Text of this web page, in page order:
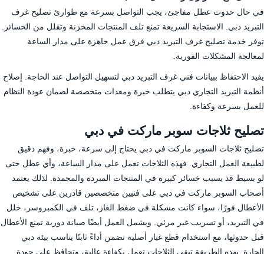
في حال حدوث عطل مفاجئ، يجب التواصل بسرعة مع طوارئ تصليح غرف
التبريد دبي. الاستجابة السريعة تمنع تلف المنتجات المخزنة وتقلل من الخسائر.
توفر خدمة تصليح غرف التبريد دبي فرق عمل جاهزة على مدار الساعة
لمعالجة المشكلات الفورية.
يفيد الاحتفاظ ببيانات فني غرف التبريد دبي لتسهيل التواصل عند الحاجة. إصلاح
أنظمة التبريد التجاري دبي يتطلب خبرة ومعدات متخصصة لضمان عودة النظام
للعمل بسرعة وكفاءة.
تصليح ثلاجات سوبر ماركت في دبي
تصليح ثلاجات السوبر ماركت في دبي يحتاج إلى سرعة، خبرة، وفهم دقيق
لطبيعة العمل التجاري. فهذه الثلاجات تعمل على مدار الساعة، وأي عطل حتى
لو بسيط قد يسبب خسائر كبيرة في المنتجات المبردة والمجمدة. لذلك يعتمد
أصحاب السوبر ماركت في دبي على فنيين متخصصين قادرين على تشخيص
الأعطال فورًا، سواء كانت مشكلة في ضغط الغاز، تلف في الكمبروسر، خلل
في التبريد، أو تسريب غير مرئي. ويشمل العمل أيضًا صيانة دورية تمنع الأعطال
قبل حدوثها، مع استخدام قطع غيار أصلية تضمن أداءً ثابتًا يناسب بيئة دبي
الحارة. بهذه الطريقة تبقى الثلاجات تعمل بكفاءة عالية، وتحافظ على جودة